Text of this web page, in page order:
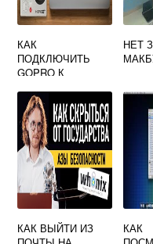
КАК
ПОДКЛЮЧИТЬ
GOPRO К
НЕТ
КАК ВЫЙТИ ИЗ
КАК